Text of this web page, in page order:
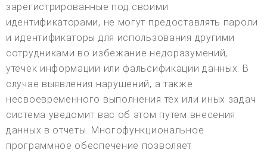
зарегистрированные под своими
идентификаторами, не могут предоставлять пароли
и идентификаторы для использования другими
сотрудниками во избежание недоразумений,
утечек информации или фальсификации данных. В
случае выявления нарушений, а также
несвоевременного выполнения тех или иных задач
система уведомит вас об этом путем внесения
данных в отчеты. Многофункциональное
программное обеспечение позволяет